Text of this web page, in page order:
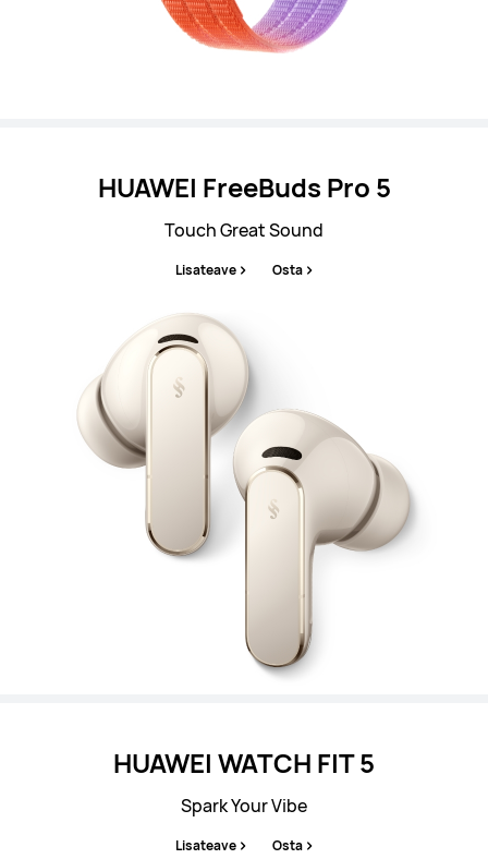
HUAWEI FreeBuds Pro 5
Touch Great Sound
Lisateave Osta
HUAWEI WATCH FIT 5
Spark Your Vibe
Lisateave Osta